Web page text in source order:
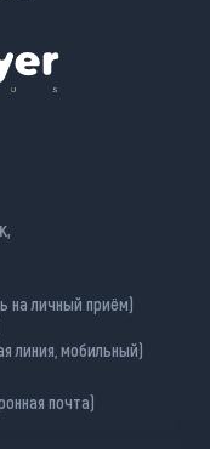
на личный приём)
линия, мобильный)
почта)